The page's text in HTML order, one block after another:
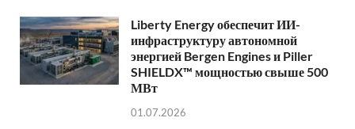
Liberty Energy обеспечит ИИ-
инфраструктуру автономной
энергией Bergen Engines и Piller
SHIELDX™ мощностью свыше 500
МВт
01.07.2026